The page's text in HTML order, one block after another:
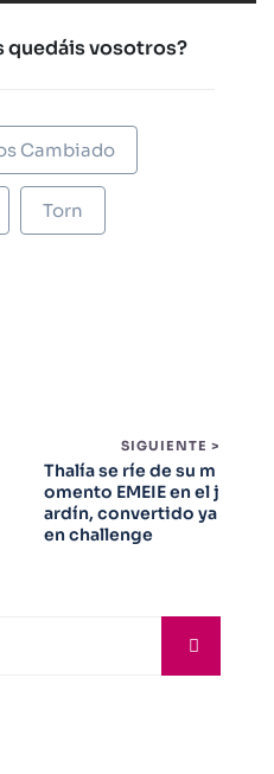
quedáis vosotros?
Cambiado
Torn
SIGUIENTE >
Thalía se ríe de su m
omento EMEIE en el j
ardín, convertido ya
en challenge